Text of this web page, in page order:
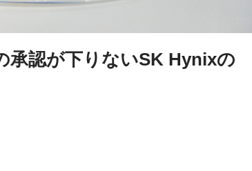
承認が下りないSK Hynixの